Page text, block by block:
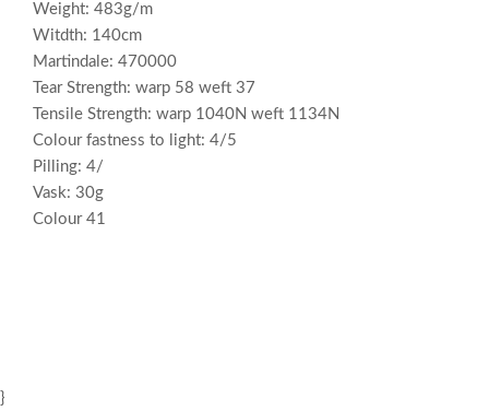
Weight: 483g/m
Witdth: 140cm
Martindale: 470000
Tear Strength: warp 58 weft 37
Tensile Strength: warp 1040N weft 1134N
Colour fastness to light: 4/5
Pilling: 4/
Vask: 30g
Colour 41
}